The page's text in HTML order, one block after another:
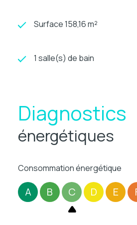
Surface 158,16 m²
1 salle(s) de bain
Diagnostics
énergétiques
Consommation énergétique
A B C D E